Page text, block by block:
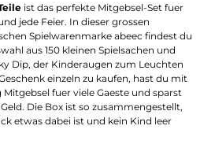
ist das perfekte Mitgebsel-Set fuer
jede Feier. In dieser grossen
Spielwarenmarke abeec findest du
aus 150 kleinen Spielsachen und
Dip, der Kinderaugen zum Leuchten
einzeln zu kaufen, hast du mit
fuer viele Gaeste und sparst
Die Box ist so zusammengestellt,
etwas dabei ist und kein Kind leer